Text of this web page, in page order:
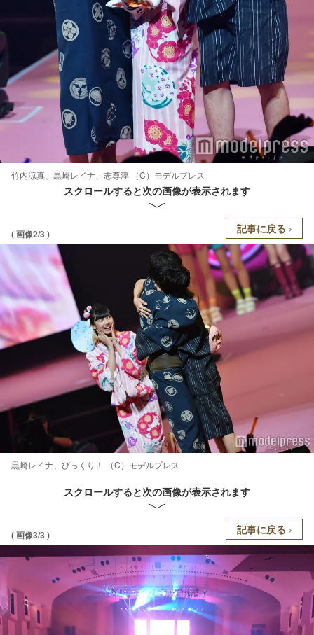
竹内涼真、黒崎レイナ、志尊淳 （C）モデルプレス
スクロールすると次の画像が表示されます
( 画像2/3 ) 記事に戻る
黒崎レイナ、びっくり！ （C）モデルプレス
スクロールすると次の画像が表示されます
( 画像3/3 ) 記事に戻る